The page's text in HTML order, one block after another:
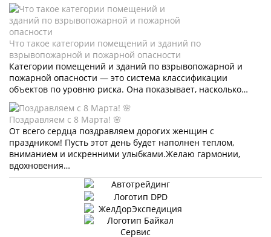
Что такое категории помещений и зданий по
взрывопожарной и пожарной опасности
Категории помещений и зданий по взрывопожарной и
пожарной опасности — это система классификации
объектов по уровню риска. Она показывает, насколько…
Поздравляем с 8 Марта! 🌸
От всего сердца поздравляем дорогих женщин с
праздником! Пусть этот день будет наполнен теплом,
вниманием и искренними улыбками.Желаю гармонии,
вдохновения…